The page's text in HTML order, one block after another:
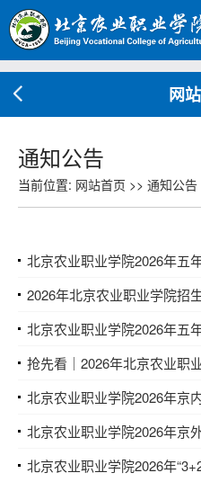
网
通知公告
当前位置: 网站首页 >> 通知公告
北京农业职业学院2026年京
北京农业职业学院2026年京